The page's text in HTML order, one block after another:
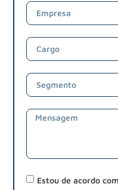
Estou de acordo